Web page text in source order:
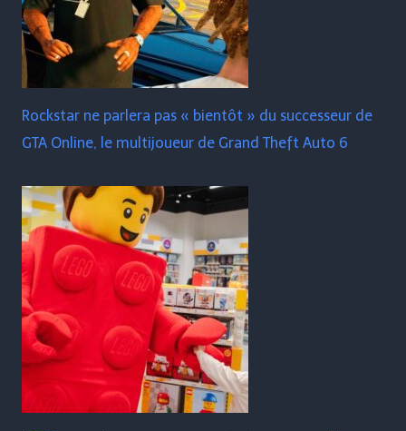
Rockstar ne parlera pas « bientôt » du successeur de
GTA Online, le multijoueur de Grand Theft Auto 6